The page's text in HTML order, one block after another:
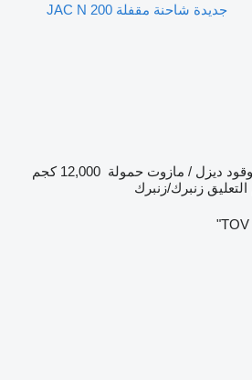
جديدة شاحنة مقفلة JAC N 200
وقود ديزل / مازوت حمولة 12,000 كجم
زنبرك/زنبرك
TOV